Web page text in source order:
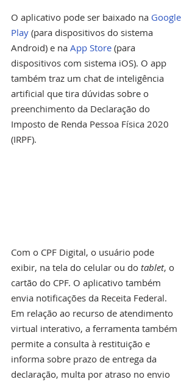
O aplicativo pode ser baixado na Google
Play (para dispositivos do sistema
Android) e na App Store (para
dispositivos com sistema iOS). O app
também traz um chat de inteligência
artificial que tira dúvidas sobre o
preenchimento da Declaração do
Imposto de Renda Pessoa Física 2020
(IRPF).
Com o CPF Digital, o usuário pode
exibir, na tela do celular ou do tablet, o
cartão do CPF. O aplicativo também
envia notificações da Receita Federal.
Em relação ao recurso de atendimento
virtual interativo, a ferramenta também
permite a consulta à restituição e
informa sobre prazo de entrega da
declaração, multa por atraso no envio